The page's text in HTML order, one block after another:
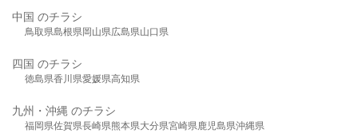
中国 のチラシ
鳥取県島根県岡山県広島県山口県
四国 のチラシ
徳島県香川県愛媛県高知県
九州・沖縄 のチラシ
福岡県佐賀県長崎県熊本県大分県宮崎県鹿児島県沖縄県